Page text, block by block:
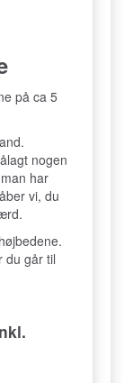
på ca 5
nogen
har
vi, du
du går til